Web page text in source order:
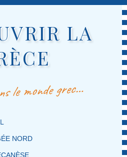
LA
le monde grec…
PRINCIPALE
SECONDAIRE
NORD